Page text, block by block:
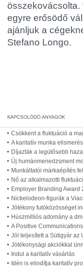
összekovácsolta.
egyre erősödő
ajánljuk a
Stefano Longo.
Csökkent a fluktuáció a
A karitatív munka
Díjazták a legütősebb
Új humánmenedzsment
Munkáltatói márkaépítés
Nő az alkalmazotti
Employer Branding Award
Nickelodeon-figurák a
Jótékony futóközösséget
Húszmilliós adomány a
A Positive
Jól teljesített a Sütigyár az
Jótékonysági akciókkal
Indul a karitatív vásárlás
Idén is elindítja karitatív